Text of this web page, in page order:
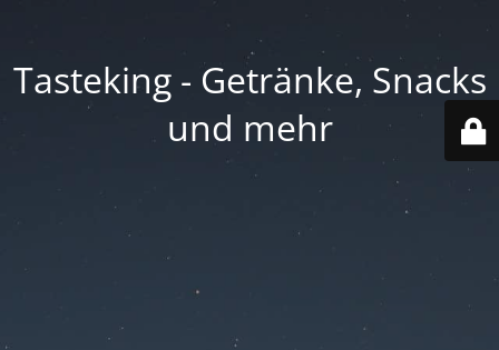
Tasteking - Getränke, Snacks
und mehr